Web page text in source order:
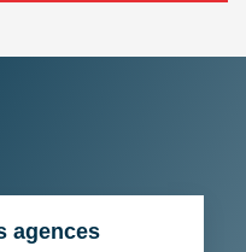
DES MÉNAGES SANS
agences